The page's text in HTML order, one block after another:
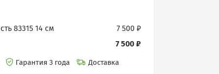
7 500 ₽
83315 14 см
7 500 ₽
Гарантия 3 года
Доставка